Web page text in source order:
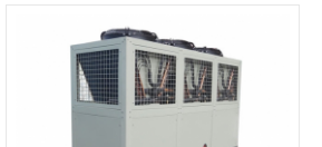
Condenseur et évaporateur, et équipé de Nom
de marque Contrôle électrique Composants, qui
peut être utilisé largement dans des industries
industries.